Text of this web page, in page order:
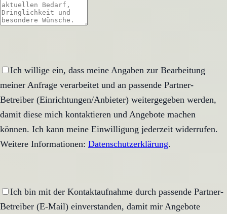
Ich willige ein, dass meine Angaben zur Bearbeitung
meiner Anfrage verarbeitet und an passende Partner-
Betreiber (Einrichtungen/Anbieter) weitergegeben werden,
damit diese mich kontaktieren und Angebote machen
können. Ich kann meine Einwilligung jederzeit widerrufen.
Weitere Informationen: Datenschutzerklärung.
Ich bin mit der Kontaktaufnahme durch passende Partner-
Betreiber (E-Mail) einverstanden, damit mir Angebote